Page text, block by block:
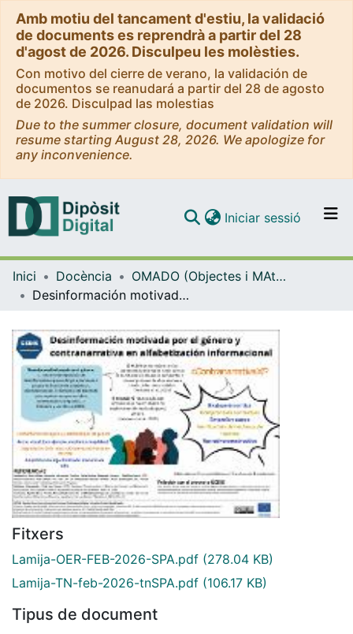
Amb motiu del tancament d'estiu, la validació
de documents es reprendrà a partir del 28
d'agost de 2026. Disculpeu les molèsties.
Con motivo del cierre de verano, la validación de
documentos se reanudará a partir del 28 de agosto
de 2026. Disculpad las molestias
Due to the summer closure, document validation will
resume starting August 28, 2026. We apologize for
any inconvenience.
Navega per tot el DD
Contacte
Iniciar sessió (current)
Inici Docència
OMADO (Objectes i MAterials DOcents)
Desinformación motivada por el género y contranarrativa en la alfabetización informacional
Fitxers
Lamija-OER-FEB-2026-SPA.pdf (278.04 KB)
Lamija-TN-feb-2026-tnSPA.pdf (106.17 KB)
Tipus de document